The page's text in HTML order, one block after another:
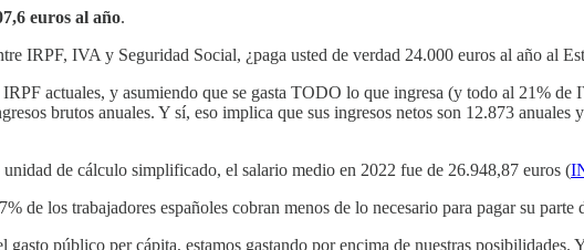
euros al año.
IRPF, IVA y Seguridad Social, ¿paga usted de verdad 24.000 euros al año al
actuales, y asumiendo que se gasta TODO lo que ingresa (y todo al 21%
brutos anuales. Y sí, eso implica que sus ingresos netos son 12.873
de cálculo simplificado, el salario medio en 2022 fue de 26.948,87 euros (
de los trabajadores españoles cobran menos de lo necesario para pagar su
público per cápita, estamos gastando por encima de nuestras posibilidades.